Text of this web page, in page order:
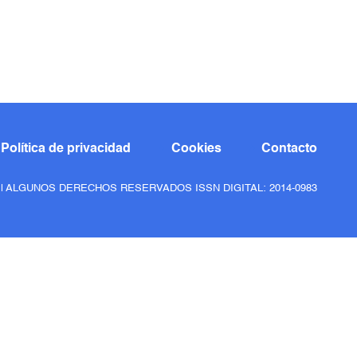
Política de privacidad Cookies Contacto
ALGUNOS DERECHOS RESERVADOS ISSN DIGITAL: 2014-0983